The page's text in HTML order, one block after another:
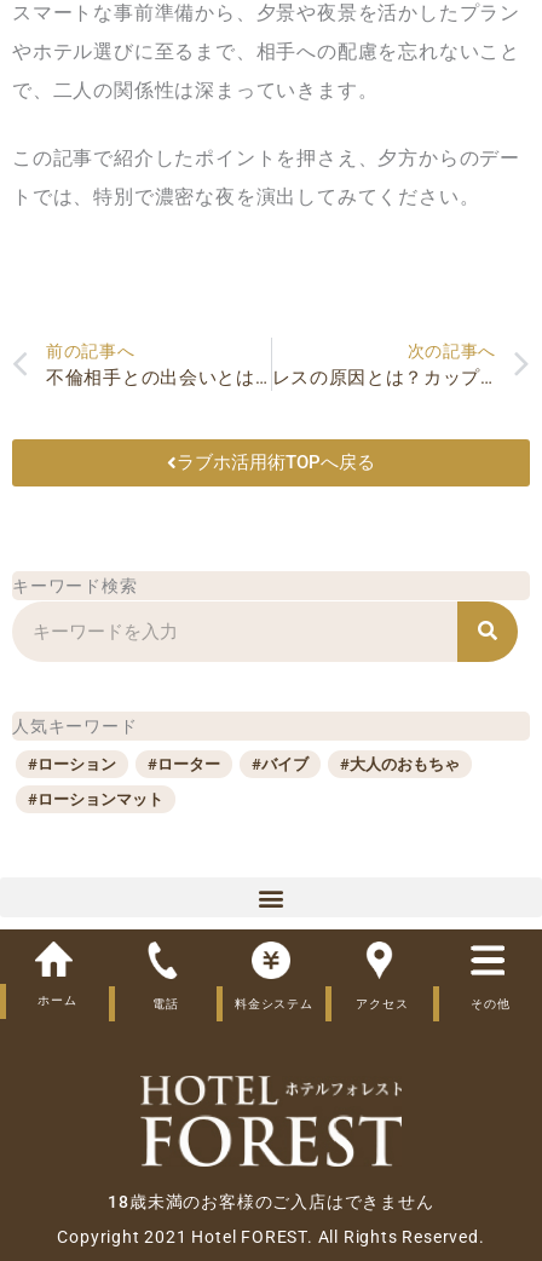
スマートな事前準備から、夕景や夜景を活かしたプラン
やホテル選びに至るまで、相手への配慮を忘れないこと
で、二人の関係性は深まっていきます。
この記事で紹介したポイントを押さえ、夕方からのデー
トでは、特別で濃密な夜を演出してみてください。
Prev
前の記事へ
不倫相手との出会いとは？不倫が始まるきっかけや心理
次の記事へ
レスの原因とは？カップルがすれ違う理由と関係を改善する方法
ラブホ活用術TOPへ戻る
キーワード検索
検
索
人気キーワード
#ローション #ローター #バイブ
#大人のおもちゃ
#ローションマット
大人のおもちゃ
利用時間
利用全般
利用タイミング
ホーム 電話 料金システム アクセス その他
18歳未満のお客様のご入店はできません
Copyright 2021 Hotel FOREST. All Rights Reserved.